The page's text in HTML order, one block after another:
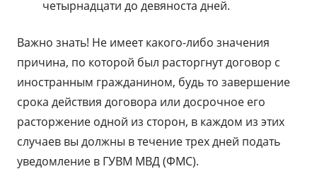
четырнадцати до девяноста дней.
Важно знать! Не имеет какого-либо значения
причина, по которой был расторгнут договор с
иностранным гражданином, будь то завершение
срока действия договора или досрочное его
расторжение одной из сторон, в каждом из этих
случаев вы должны в течение трех дней подать
уведомление в ГУВМ МВД (ФМС).